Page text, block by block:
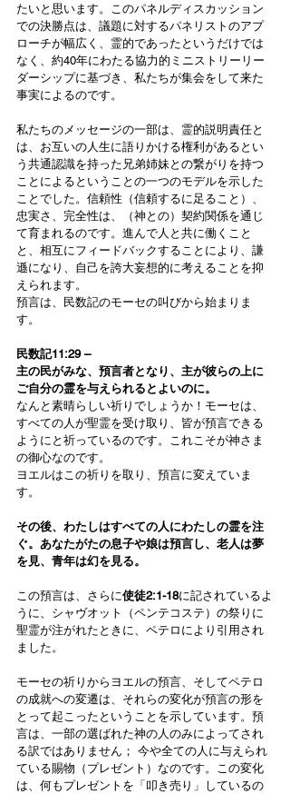
たいと思います。このパネルディスカッション
での決勝点は、議題に対するパネリストのアプ
ローチが幅広く、霊的であったというだけでは
なく、約40年にわたる協力的ミニストリーリー
ダーシップに基づき、私たちが集会をして来た
事実によるのです。
私たちのメッセージの一部は、霊的説明責任と
は、お互いの人生に語りかける権利があるとい
う共通認識を持った兄弟姉妹との繋がりを持つ
ことによるということの一つのモデルを示した
ことでした。信頼性（信頼するに足ること）、
忠実さ、完全性は、（神との）契約関係を通じ
て育まれるのです。進んで人と共に働くこと
と、相互にフィードバックすることにより、謙
遜になり、自己を誇大妄想的に考えることを抑
えられます。
預言は、民数記のモーセの叫びから始まりま
す。
民数記11:29 –
主の民がみな、預言者となり、主が彼らの上に
ご自分の霊を与えられるとよいのに。
なんと素晴らしい祈りでしょうか！モーセは、
すべての人が聖霊を受け取り、皆が預言できる
ようにと祈っているのです。これこそが神さま
の御心なのです。
ヨエルはこの祈りを取り、預言に変えていま
す。
その後、わたしはすべての人にわたしの霊を注
ぐ。あなたがたの息子や娘は預言し、老人は夢
を見、青年は幻を見る。
この預言は、さらに使徒2:1-18に記されているよ
うに、シャヴオット（ペンテコステ）の祭りに
聖霊が注がれたときに、ペテロにより引用され
ました。
モーセの祈りからヨエルの預言、そしてペテロ
の成就への変遷は、それらの変化が預言の形を
とって起こったということを示しています。預
言は、一部の選ばれた神の人のみによってされ
る訳ではありません； 今や全ての人に与えられ
ている賜物（プレゼント）なのです。この変化
は、何もプレゼントを「叩き売り」しているの